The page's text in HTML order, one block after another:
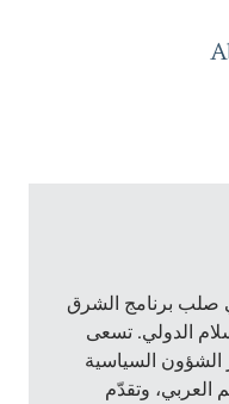
صلب برنامج الشرق
الدولي. تسعى
الشؤون السياسية
العربي، وتقدّم